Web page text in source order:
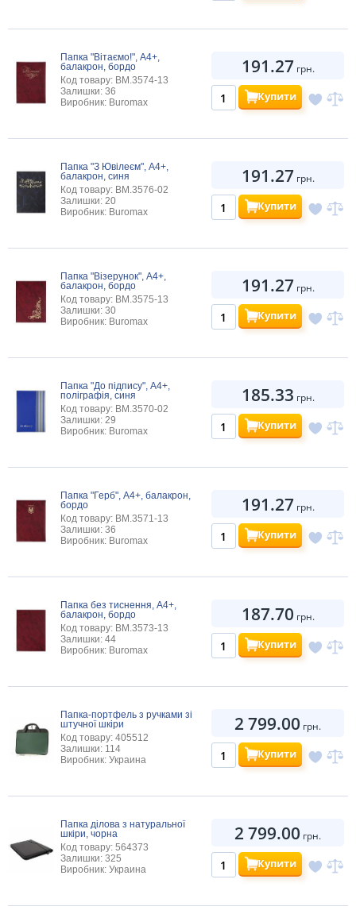
Папка "Вітаємо!", А4+,
балакрон, бордо
Код товару: BM.3574-13
Залишки: 36
Виробник: Buromax
191.27 грн.
Купити
Папка "З Ювілеєм", А4+,
балакрон, синя
Код товару: BM.3576-02
Залишки: 20
Виробник: Buromax
191.27 грн.
Купити
Папка "Візерунок", А4+,
балакрон, бордо
Код товару: BM.3575-13
Залишки: 30
Виробник: Buromax
191.27 грн.
Купити
Папка "До підпису", А4+,
поліграфія, синя
Код товару: BM.3570-02
Залишки: 29
Виробник: Buromax
185.33 грн.
Купити
Папка "Герб", А4+, балакрон,
бордо
Код товару: BM.3571-13
Залишки: 36
Виробник: Buromax
191.27 грн.
Купити
Папка без тиснення, А4+,
балакрон, бордо
Код товару: BM.3573-13
Залишки: 44
Виробник: Buromax
187.70 грн.
Купити
Папка-портфель з ручками зі
штучної шкіри
Код товару: 405512
Залишки: 114
Виробник: Украина
2 799.00 грн.
Купити
Папка ділова з натуральної
шкіри, чорна
Код товару: 564373
Залишки: 325
Виробник: Украина
2 799.00 грн.
Купити